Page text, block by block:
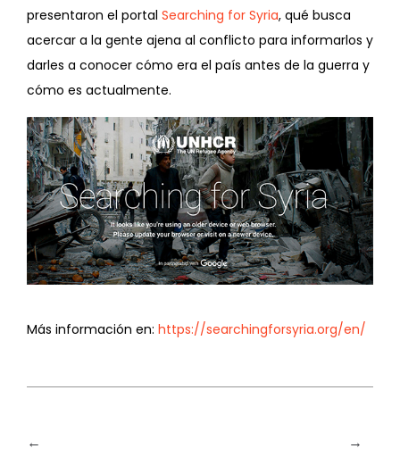
presentaron el portal Searching for Syria, qué busca
acercar a la gente ajena al conflicto para informarlos y
darles a conocer cómo era el país antes de la guerra y
cómo es actualmente.
Más información en: https://searchingforsyria.org/en/
←
→